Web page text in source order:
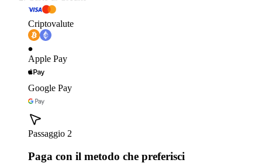
Criptovalute
Apple Pay
Google Pay
Passaggio 2
Paga con il metodo che preferisci